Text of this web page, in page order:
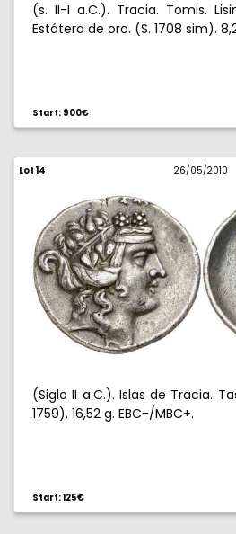
(s. II-I a.C.). Tracia. Tomis.
Estátera de oro. (S. 1708 sim).
Start: 900€
Lot 14 26/05/2010
(Siglo II a.C.). Islas de Tracia.
1759). 16,52 g. EBC-/MBC+.
Start: 125€